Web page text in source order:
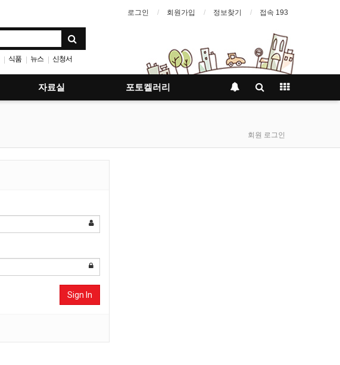
로그인 회원가입 정보찾기 접속 193
| 식품 | 뉴스 | 신청서
자료실 포토켈러리
회원 로그인
Sign In